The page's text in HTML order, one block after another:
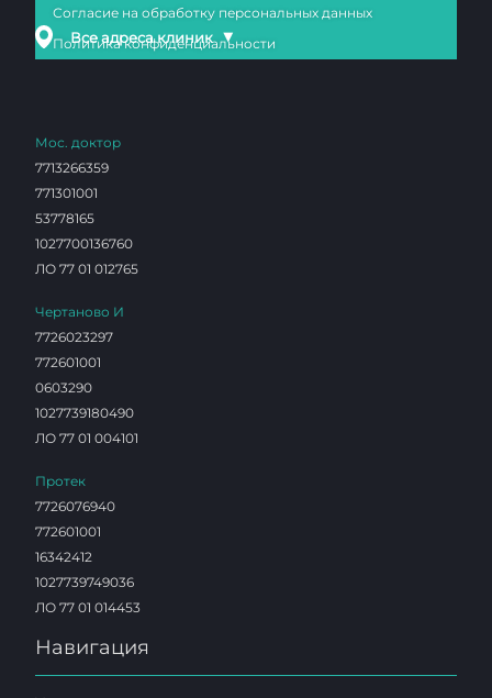
Все адреса клиник ▼
Согласие на обработку персональных данных
Политика конфиденциальности
Мос. доктор
7713266359
771301001
53778165
1027700136760
ЛО 77 01 012765
Чертаново И
7726023297
772601001
0603290
1027739180490
ЛО 77 01 004101
Протек
7726076940
772601001
16342412
1027739749036
ЛО 77 01 014453
Навигация